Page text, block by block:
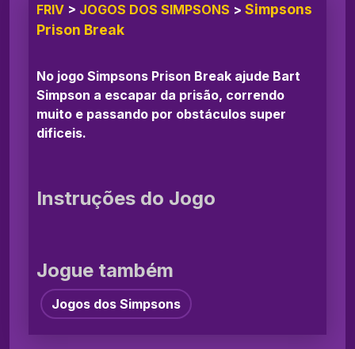
FRIV > JOGOS DOS SIMPSONS > Simpsons
Prison Break
No jogo Simpsons Prison Break ajude Bart
Simpson a escapar da prisão, correndo
muito e passando por obstáculos super
dificeis.
Instruções do Jogo
Jogue também
Jogos dos Simpsons